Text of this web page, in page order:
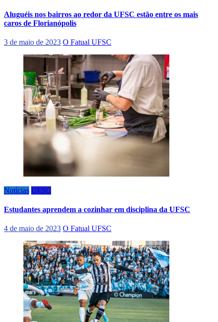
Aluguéis nos bairros ao redor da UFSC estão entre os mais
caros de Florianópolis
3 de maio de 2023 O Fatual UFSC
Notícias UFSC
Estudantes aprendem a cozinhar em disciplina da UFSC
4 de maio de 2023 O Fatual UFSC